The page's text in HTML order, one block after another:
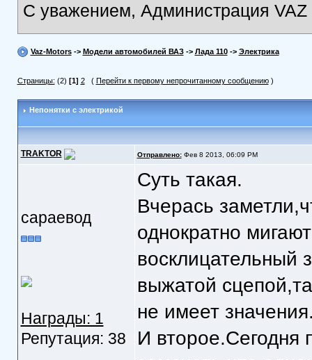
С уважением, Администрация VAZ
Vaz-Motors-> Модели автомобилей ВАЗ-> Лада 110-> Электрика
Страницы: (2) [1] 2 ( Перейти к первому непрочитанному сообщению)
Непонятки с электрикой
TRAKTOR Отправлено:Фев 8 2013, 06:09 PM
сараевод
Награды: 1
Репутация: 38
Суть такая.
Вчерась
однократно
восклицательный
выжатой
не имеет
И второе.Сегодня